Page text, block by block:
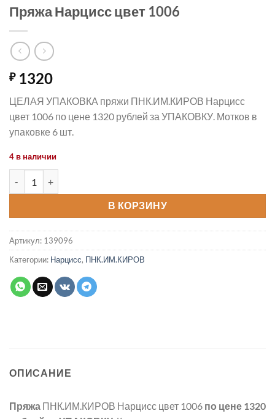
Пряжа Нарцисс цвет 1006
₽1320
ЦЕЛАЯ УПАКОВКА пряжи ПНК.ИМ.КИРОВ Нарцисс
цвет 1006 по цене 1320 рублей за УПАКОВКУ. Мотков в
упаковке 6 шт.
4 в наличии
В КОРЗИНУ
Артикул: 139096
Категории: Нарцисс, ПНК.ИМ.КИРОВ
ОПИСАНИЕ
Пряжа ПНК.ИМ.КИРОВ Нарцисс цвет 1006 по цене 1320